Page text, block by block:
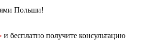
Польши!
и бесплатно получите консультацию